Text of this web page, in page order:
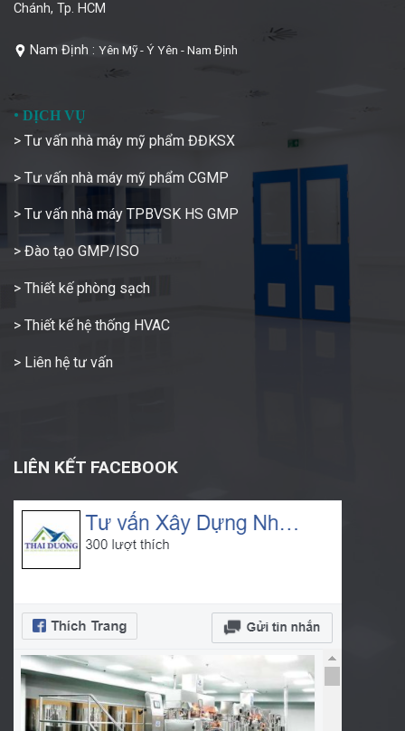
Chánh, Tp. HCM
Nam Định : Yên Mỹ - Ý Yên - Nam Định
• DỊCH VỤ
> Tư vấn nhà máy mỹ phẩm ĐĐKSX
> Tư vấn nhà máy mỹ phẩm CGMP
> Tư vấn nhà máy TPBVSK HS GMP
> Đào tạo GMP/ISO
> Thiết kế phòng sạch
> Thiết kế hệ thống HVAC
> Liên hệ tư vấn
LIÊN KẾT FACEBOOK